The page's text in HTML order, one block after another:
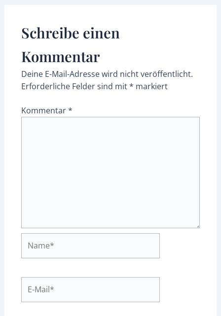
Schreibe einen
Kommentar
Deine E-Mail-Adresse wird nicht veröffentlicht.
Erforderliche Felder sind mit* markiert
Kommentar*
Mail*